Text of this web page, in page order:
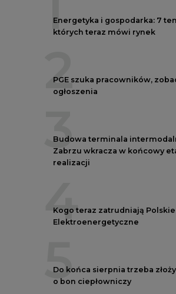
Energetyka i gospodarka: 7
których teraz mówi rynek
2
PGE szuka pracowników,
ogłoszenia
3
Budowa terminala
Zabrzu wkracza w końcowy
realizacji
4
Kogo teraz zatrudniają
Elektroenergetyczne
5
Do końca sierpnia trzeba
o bon ciepłowniczy